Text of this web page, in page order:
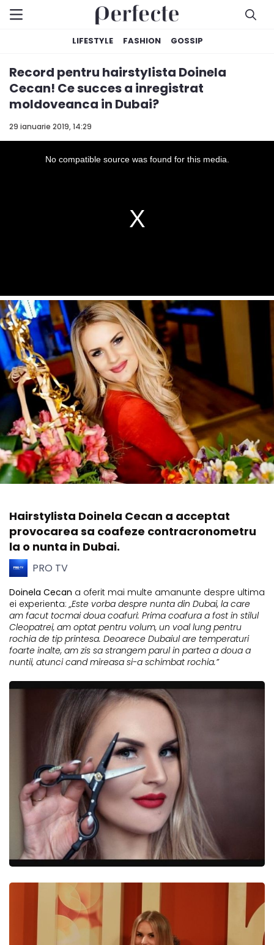
LIFESTYLE FASHION GOSSIP
29 ianuarie 2019, 14:29
Record pentru hairstylista Doinela
Cecan! Ce succes a inregistrat
moldoveanca in Dubai?
Hairstylista Doinela Cecan a acceptat
provocarea sa coafeze contracronometru
la o nunta in Dubai.
PRO TV
Doinela Cecan a oferit mai multe amanunte despre ultima
ei experienta: „Este vorba despre nunta din Dubai, la care
am facut tocmai doua coafuri: Prima coafura a fost in stilul
Cleopatrei, am optat pentru volum, un voal lung pentru
rochia de tip printesa. Deoarece Dubaiul are temperaturi
foarte inalte, am zis sa strangem parul in partea a doua a
nuntii, atunci cand mireasa si-a schimbat rochia.”